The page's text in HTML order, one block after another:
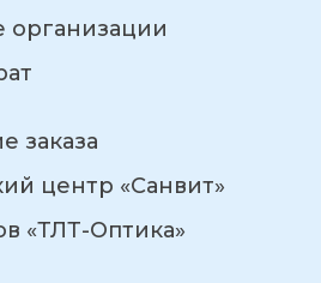
заказа
центр «Санвит»
«ТЛТ-Оптика»